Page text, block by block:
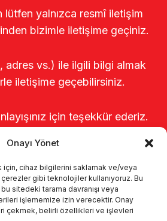
Onayı Yönet
için, cihaz bilgilerini saklamak ve/veya
gibi teknolojiler kullanıyoruz. Bu
sitedeki tarama davranışı veya
işlememize izin verecektir. Onay
çekmek, belirli özellikleri ve işlevleri
lütfen yalnızca resmî iletişim
bizimle iletişime geçiniz.
adres vs.) ile ilgili bilgi almak
iletişime geçebilirsiniz.
için teşekkür ederiz.